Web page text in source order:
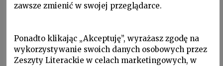
Proza i poezja, W Zeszytach, ZL 2011 nr 3/115
zawsze zmienić w swojej przeglądarce.
Ponadto klikając „Akceptuję”, wyrażasz zgodę na
wykorzystywanie swoich danych osobowych przez
Zeszyty Literackie w celach marketingowych, w